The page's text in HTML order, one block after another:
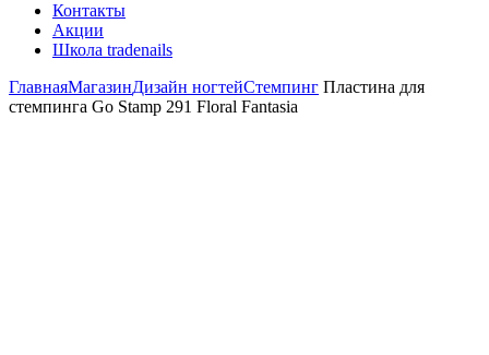
Контакты
Акции
Школа tradenails
ГлавнаяМагазинДизайн ногтейСтемпинг Пластина для
стемпинга Go Stamp 291 Floral Fantasia